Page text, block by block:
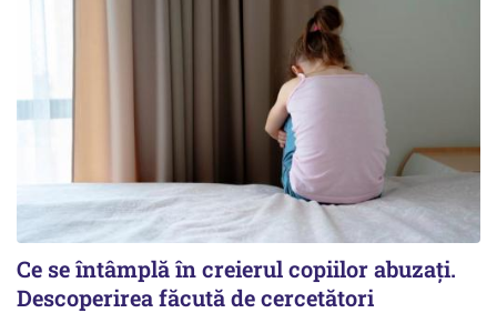
Ce se întâmplă în creierul copiilor abuzați.
Descoperirea făcută de cercetători